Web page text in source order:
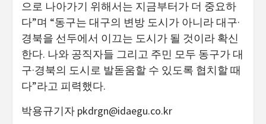
으로 나아가기 위해서는 지금부터가 더 중요하
다”며 “동구는 대구의 변방 도시가 아니라 대구·
경북을 선두에서 이끄는 도시가 될 것이라 확신
한다. 나와 공직자들 그리고 주민 모두 동구가 대
구·경북의 도시로 발돋움할 수 있도록 협치할 때
다”라고 피력했다.
박용규기자 pkdrgn@idaegu.co.kr